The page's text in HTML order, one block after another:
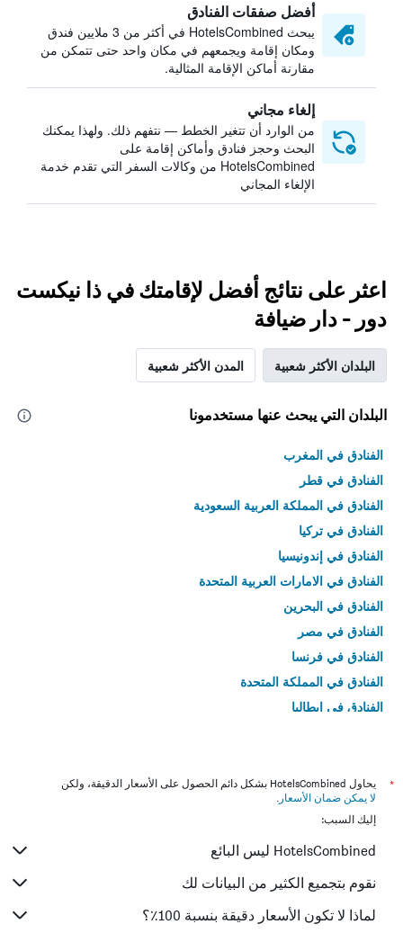
أفضل صفقات الفنادق
يبحث HotelsCombined في أكثر من 3 ملايين فندق
ومكان إقامة ويجمعهم في مكان واحد حتى تتمكن من
مقارنة أماكن الإقامة المثالية.
إلغاء مجاني
من الوارد أن تتغير الخطط — نتفهم ذلك. ولهذا يمكنك
البحث وحجز فنادق وأماكن إقامة على
HotelsCombined من وكالات السفر التي تقدم خدمة
الإلغاء المجاني
اعثر على نتائج أفضل لإقامتك في ذا نيكست
دور - دار ضيافة
البلدان الأكثر شعبية المدن الأكثر شعبية
البلدان التي يبحث عنها مستخدمونا
الفنادق في المغرب
الفنادق في قطر
الفنادق في المملكة العربية السعودية
الفنادق في تركيا
الفنادق في إندونيسيا
الفنادق في الامارات العربية المتحدة
الفنادق في البحرين
الفنادق في مصر
الفنادق في فرنسا
الفنادق في المملكة المتحدة
الفنادق في إيطاليا
*
يحاول HotelsCombined بشكل دائم الحصول على الأسعار الدقيقة، ولكن
لا يمكن ضمان الأسعار .
إليك السبب:
HotelsCombined ليس البائع
نقوم بتجميع الكثير من البيانات لك
لماذا لا تكون الأسعار دقيقة بنسبة 100٪؟